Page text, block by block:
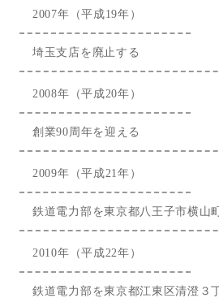
2007年（平成19年）
埼玉支店を廃止する
2008年（平成20年）
創業90周年を迎える
2009年（平成21年）
鉄道電力部を東京都八王子市横山
2010年（平成22年）
鉄道電力部を東京都江東区清澄３